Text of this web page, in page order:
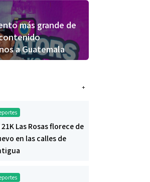
más grande de
a Guatemala
+
21K Las Rosas florece de
en las calles de